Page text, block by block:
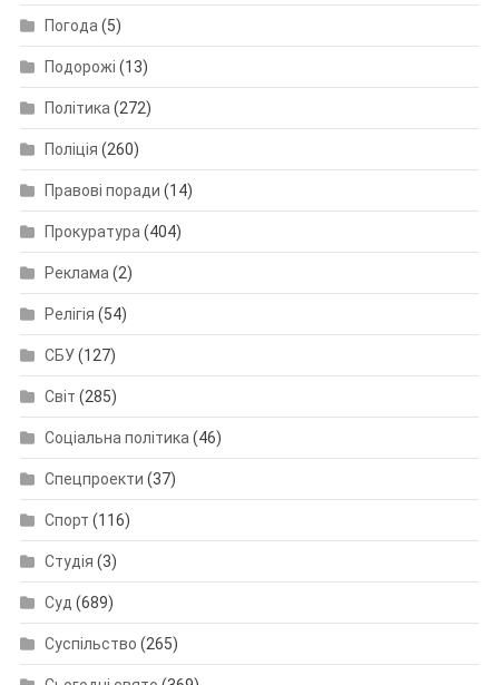
Погода (5)
Подорожі (13)
Політика (272)
Поліція (260)
Правові поради (14)
Прокуратура (404)
Реклама (2)
Релігія (54)
СБУ(127)
Світ (285)
Соціальна політика (46)
Спецпроекти (37)
Спорт (116)
Студія (3)
Суд (689)
Суспільство (265)